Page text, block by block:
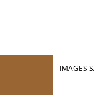
IMAGES